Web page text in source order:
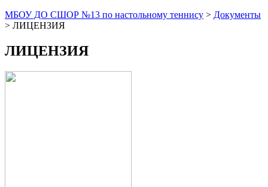
МБОУ ДО СШОР №13 по настольному теннису > Документы
> ЛИЦЕНЗИЯ
ЛИЦЕНЗИЯ